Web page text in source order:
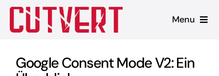
Zum
Inhalt
Menu
Google Consent Mode V2: Ein